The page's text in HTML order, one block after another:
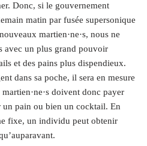
Donc, si le gouvernement
matin par fusée supersonique
martien·ne·s, nous ne
avec un plus grand pouvoir
et des pains plus dispendieux.
dans sa poche, il sera en mesure
doivent donc payer
pain ou bien un cocktail. En
fixe, un individu peut obtenir